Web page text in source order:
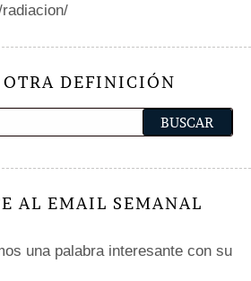
OTRA DEFINICIÓN
AL EMAIL SEMANAL
una palabra interesante con su